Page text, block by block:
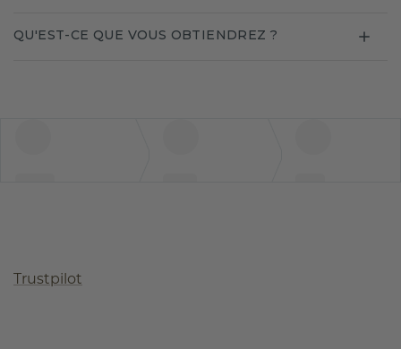
QU'EST-CE QUE VOUS OBTIENDREZ ?
Trustpilot